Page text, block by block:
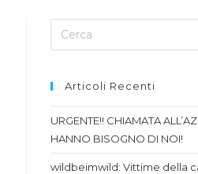
Articoli Recenti
URGENTE!! CHIAMATA
HANNO BISOGNO DI NOI!
wildbeimwild: Vittime della